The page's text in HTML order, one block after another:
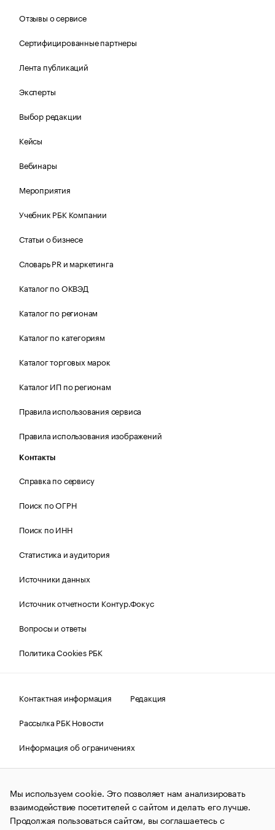
Отзывы о сервисе
Сертифицированные партнеры
Лента публикаций
Эксперты
Выбор редакции
Кейсы
Вебинары
Мероприятия
Учебник РБК Компании
Статьи о бизнесе
Словарь PR и маркетинга
Каталог по ОКВЭД
Каталог по регионам
Каталог по категориям
Каталог торговых марок
Каталог ИП по регионам
Правила использования сервиса
Правила использования изображений
Контакты
Справка по сервису
Поиск по ОГРН
Поиск по ИНН
Статистика и аудитория
Источники данных
Источник отчетности Контур.Фокус
Вопросы и ответы
Политика Cookies РБК
Контактная информация
Редакция
Рассылка РБК Новости
Информация об ограничениях
Правовая информация
О соблюдении авторских прав
© АО «РОСБИЗНЕСКОНСАЛТИНГ»,1995–2026.Сообщения
и материалы информационного агентства «РБК»
(зарегистрировано Федеральной службой по надзору в сфере
связи, информационных технологий и массовых
Мы используем cookie. Это позволяет нам анализировать
взаимодействие посетителей с сайтом и делать его лучше.
Продолжая пользоваться сайтом, вы соглашаетесь с